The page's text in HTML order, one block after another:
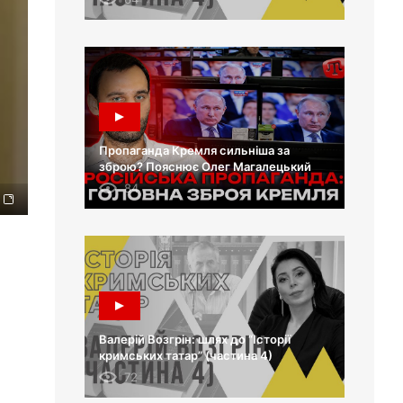
Пропаганда Кремля сильніша за
зброю? Пояснює Олег Магалецький
84
Валерій Возгрін: шлях до “Історії
кримських татар” (частина 4)
72